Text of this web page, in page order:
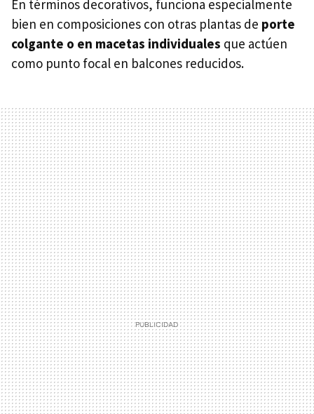
En términos decorativos, funciona especialmente
bien en composiciones con otras plantas de porte
colgante o en macetas individuales que actúen
como punto focal en balcones reducidos.